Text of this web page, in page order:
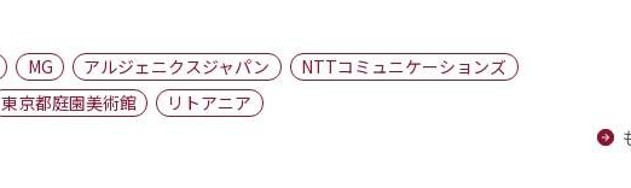
地域
キーパーソン
棋王戦
MG アルジェニクスジャパン
NTTコミュニケーションズ
東京都庭園美術館
リトアニア